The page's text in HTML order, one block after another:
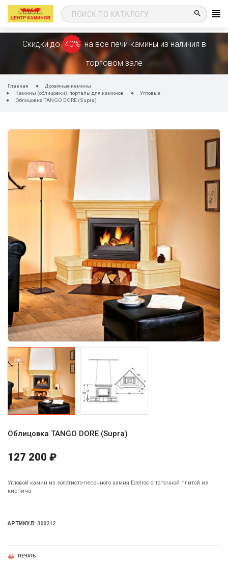
search
Скидки до 40% на все печи-камины из наличия в
торговом зале
Главная
Дровяные камины
Камины (облицовки), порталы для каминов
Угловые
Облицовка TANGO DORE (Supra)
Облицовка TANGO DORE (Supra)
127 200 ₽
Угловой камин из золотисто-песочного камня Edelroc с топочной плитой из
кирпича.
АРТИКУЛ: 300212
ПЕЧАТЬ